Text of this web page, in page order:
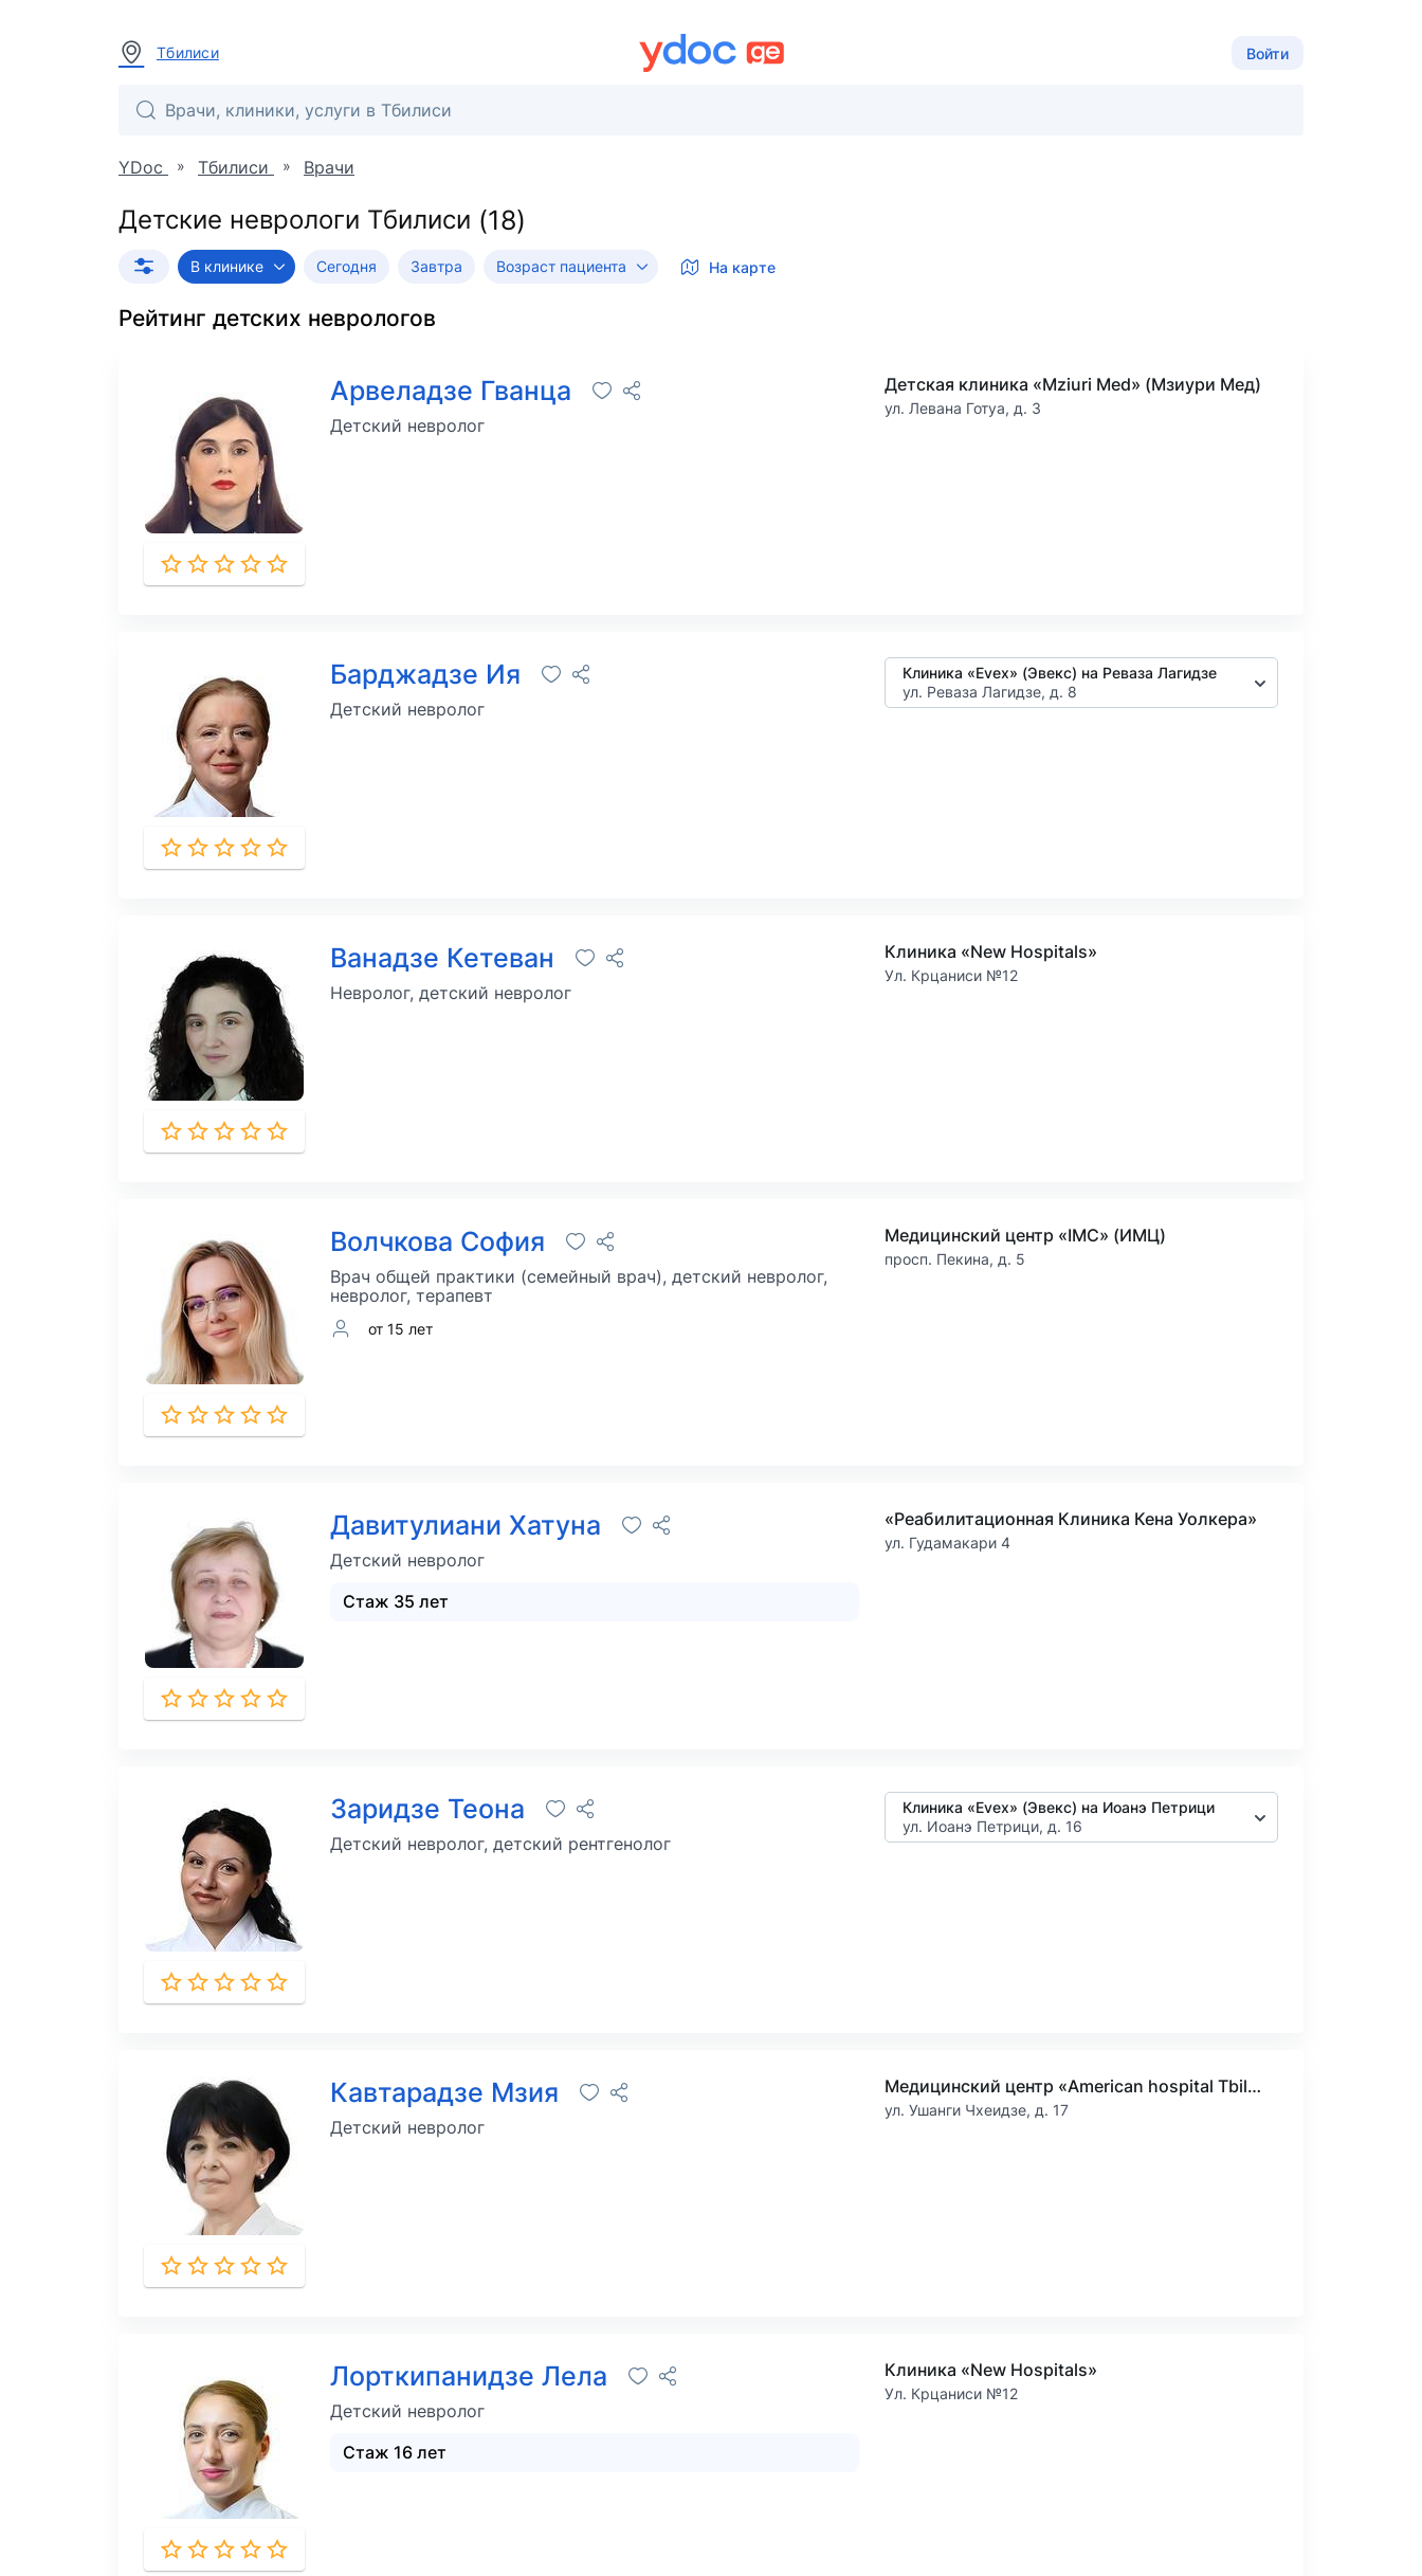
Тбилиси Войти
YDoc » Тбилиси » Врачи
Детские неврологи Тбилиси
В клинике Сегодня Завтра Возраст пациента На карте
Рейтинг детских неврологов
Арвеладзе Гванца
Детский невролог
Детская клиника «Mziuri Med» (Мзиури Мед)
ул. Левана Готуа, д. 3
Барджадзе Ия
Детский невролог
Клиника «Evex» (Эвекс) на Реваза Лагидзе
ул. Реваза Лагидзе, д. 8
Ванадзе Кетеван
Невролог, детский невролог
Клиника «New Hospitals»
Ул. Крцаниси №12
Волчкова София
Врач общей практики (семейный врач), детский невролог,
невролог, терапевт
от 15 лет
Медицинский центр «IMC» (ИМЦ)
просп. Пекина, д. 5
Давитулиани Хатуна
Детский невролог
Стаж 35 лет
«Реабилитационная Клиника Кена Уолкера»
ул. Гудамакари 4
Заридзе Теона
Детский невролог, детский рентгенолог
Клиника «Evex» (Эвекс) на Иоанэ Петрици
ул. Иоанэ Петрици, д. 16
Кавтарадзе Мзия
Детский невролог
Медицинский центр «American hospital Tbilisi» (Американский госпиталь Тбилиси)
ул. Ушанги Чхеидзе, д. 17
Лорткипанидзе Лела
Детский невролог
Стаж 16 лет
Клиника «New Hospitals»
Ул. Крцаниси №12